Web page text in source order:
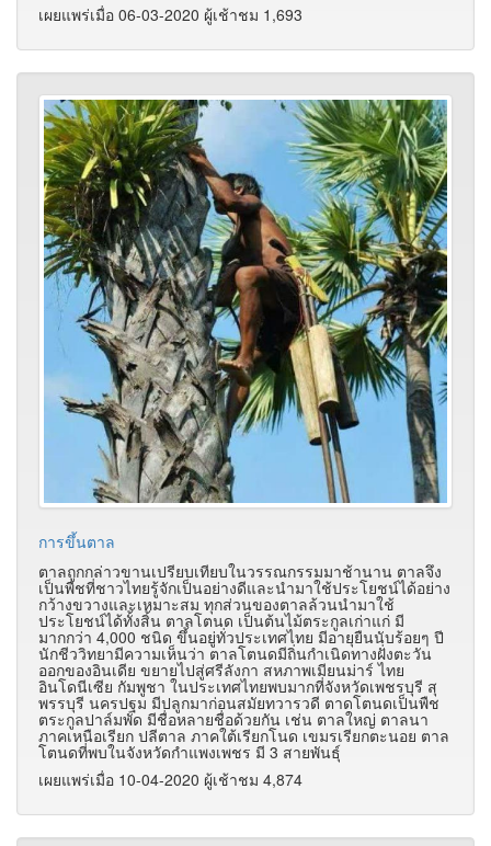
เผยแพร่เมื่อ 06-03-2020 ผู้เช้าชม 1,693
การขึ้นตาล
ตาลถูกกล่าวขานเปรียบเทียบในวรรณกรรมมาช้านาน ตาลจึง
เป็นพืชที่ชาวไทยรู้จักเป็นอย่างดีและนำมาใช้ประโยชน์ได้อย่าง
กว้างขวางและเหมาะสม ทุกส่วนของตาลล้วนนำมาใช้
ประโยชน์ได้ทั้งสิ้น ตาลโตนด เป็นต้นไม้ตระกูลเก่าแก่ มี
มากกว่า 4,000 ชนิด ขึ้นอยู่ทั่วประเทศไทย มีอายุยืนนับร้อยๆ ปี
นักชีววิทยามีความเห็นว่า ตาลโตนดมีถิ่นกำเนิดทางฝั่งตะวัน
ออกของอินเดีย ขยายไปสู่ศรีลังกา สหภาพเมียนม่าร์ ไทย
อินโดนีเซีย กัมพูชา ในประเทศไทยพบมากที่จังหวัดเพชรบุรี สุ
พรรบุรี นครปฐม มีปลูกมาก่อนสมัยทวารวดี ตาดโตนดเป็นพืช
ตระกูลปาล์มพัด มีชื่อหลายชื่อด้วยกัน เช่น ตาลใหญ่ ตาลนา
ภาคเหนือเรียก ปลีตาล ภาคใต้เรียกโนด เขมรเรียกตะนอย ตาล
โตนดที่พบในจังหวัดกำแพงเพชร มี 3 สายพันธุ์
เผยแพร่เมื่อ 10-04-2020 ผู้เช้าชม 4,874